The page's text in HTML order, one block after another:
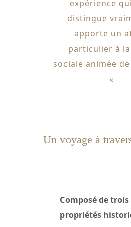
expérience
distingue
apporte un
particulier à
sociale animée
«
Un voyage à
Composé de trois
propriétés